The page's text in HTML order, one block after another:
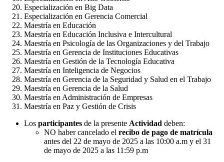
Especialización en Big Data
Especialización en Gerencia Comercial
Maestría en Educación
Maestría en Educación Inclusiva e Intercultural
Maestría en Psicología de las Organizaciones y del Trabajo
Maestría en Gerencia de Instituciones Educativas
Maestría en Gestión de la Tecnología Educativa
Maestría en Inteligencia de Negocios
Maestría en Gerencia de la Seguridad y Salud en el Trabajo
Maestría en Gerencia de la Salud
Maestría en Administración de Empresas
Maestría en Paz y Gestión de Crisis
Los participantes de la presente Actividad deben:
NO haber cancelado el recibo de pago de matrícula
antes del 22 de mayo de 2025 a las 10:00 a.m y el 31
de mayo de 2025 a las 11:59 p.m